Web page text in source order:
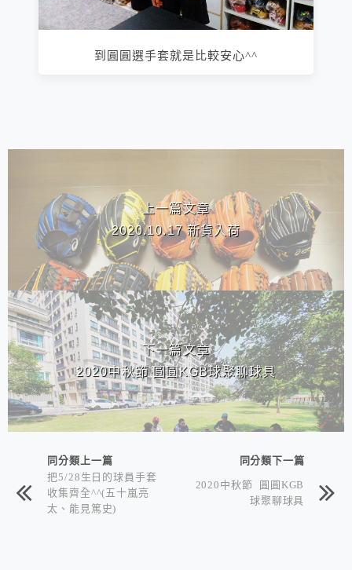
到圓圓選手套就是比較安心^^
上一篇文章
2020.10.17 新貨入荷
下一篇文章
2020中秋節 圓圓KGB球聚聊球具
同分類上一篇
把5/28生日的球員手套
收集齊全^^(五十嵐亮
太、能見篤史)
同分類下一篇
2020中秋節 圓圓KGB
球聚聊球具